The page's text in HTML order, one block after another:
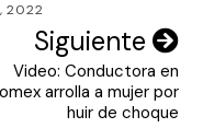
2022
Siguiente
Video: Conductora en
arrolla a mujer por
huir de choque